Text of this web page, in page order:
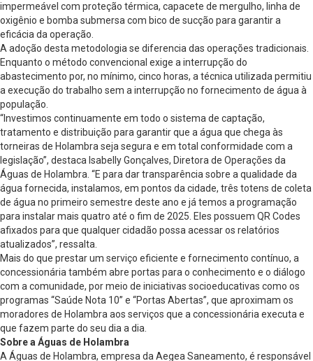
impermeável com proteção térmica, capacete de mergulho, linha de
oxigênio e bomba submersa com bico de sucção para garantir a
eficácia da operação.
A adoção desta metodologia se diferencia das operações tradicionais.
Enquanto o método convencional exige a interrupção do
abastecimento por, no mínimo, cinco horas, a técnica utilizada permitiu
a execução do trabalho sem a interrupção no fornecimento de água à
população.
“Investimos continuamente em todo o sistema de captação,
tratamento e distribuição para garantir que a água que chega às
torneiras de Holambra seja segura e em total conformidade com a
legislação”, destaca Isabelly Gonçalves, Diretora de Operações da
Águas de Holambra. “E para dar transparência sobre a qualidade da
água fornecida, instalamos, em pontos da cidade, três totens de coleta
de água no primeiro semestre deste ano e já temos a programação
para instalar mais quatro até o fim de 2025. Eles possuem QR Codes
afixados para que qualquer cidadão possa acessar os relatórios
atualizados”, ressalta.
Mais do que prestar um serviço eficiente e fornecimento contínuo, a
concessionária também abre portas para o conhecimento e o diálogo
com a comunidade, por meio de iniciativas socioeducativas como os
programas “Saúde Nota 10” e “Portas Abertas”, que aproximam os
moradores de Holambra aos serviços que a concessionária executa e
que fazem parte do seu dia a dia.
Sobre a Águas de Holambra
A Águas de Holambra, empresa da Aegea Saneamento, é responsável